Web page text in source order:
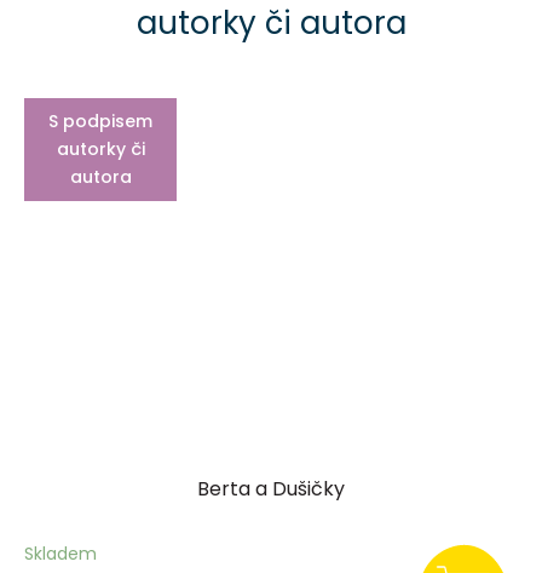
autorky či autora
S podpisem
autorky či
autora
Berta a Dušičky
Skladem